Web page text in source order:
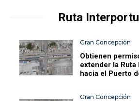
Ruta
Gran Concepción
Obtienen
extender la
hacia el Puerto
Gran Concepción